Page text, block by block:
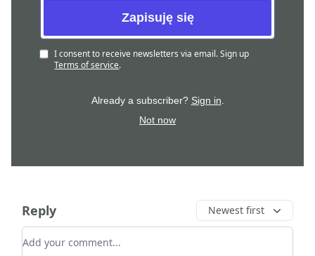
I consent to receive newsletters via email. Sign up
Terms of service.
Already a subscriber? Sign in
Not now
Reply Newest first
Add your comment